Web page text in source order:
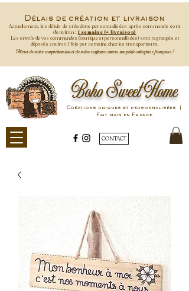
Délais de création et livraison
Actuellement, les délais de créations personnalisées après commande sont
d'environ : 1 semaine (+ livraison)
Les envois de vos commandes (boutique et personnalisées) sont regroupés et
déposés environ 1 fois par semainechez les transporteurs.
Merci de votre compréhension et de votre confiance envers une petite entreprise française !
Boho Sweet Home
Créations uniques et personnalisées |
Fait main en France
CONTACT